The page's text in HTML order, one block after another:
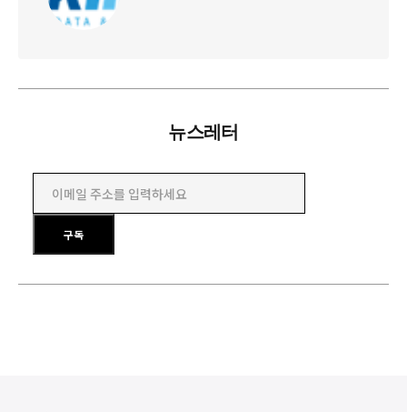
뉴스레터
구독